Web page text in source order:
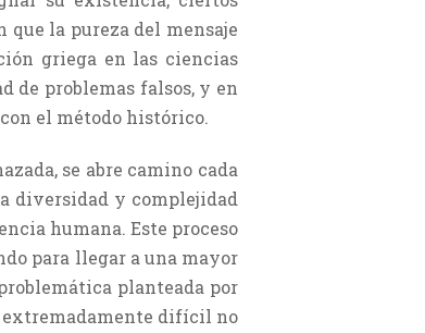
la pureza del mensaje
griega en las ciencias
de problemas falsos, y en
el método histórico.
se abre camino cada
diversidad y complejidad
humana. Este proceso
para llegar a una mayor
plan­teada por
extremadamente difícil no